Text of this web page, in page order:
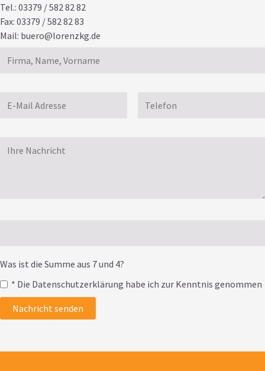
Tel.: 03379 / 582 82 82
Fax: 03379 / 582 82 83
Mail: buero@lorenzkg.de
Was ist die Summe aus 7 und 4?
* Die Datenschutzerklärung habe ich zur Kenntnis genommen
Nachricht senden